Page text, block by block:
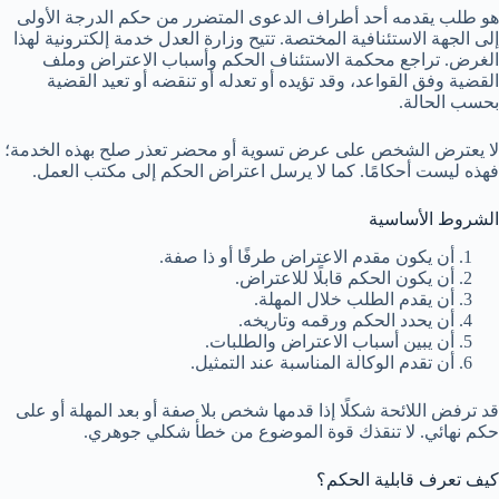
هو طلب يقدمه أحد أطراف الدعوى المتضرر من حكم الدرجة الأولى
إلى الجهة الاستئنافية المختصة. تتيح وزارة العدل خدمة إلكترونية لهذا
الغرض. تراجع محكمة الاستئناف الحكم وأسباب الاعتراض وملف
القضية وفق القواعد، وقد تؤيده أو تعدله أو تنقضه أو تعيد القضية
بحسب الحالة.
لا يعترض الشخص على عرض تسوية أو محضر تعذر صلح بهذه الخدمة؛
فهذه ليست أحكامًا. كما لا يرسل اعتراض الحكم إلى مكتب العمل.
الشروط الأساسية
أن يكون مقدم الاعتراض طرفًا أو ذا صفة.
أن يكون الحكم قابلًا للاعتراض.
أن يقدم الطلب خلال المهلة.
أن يحدد الحكم ورقمه وتاريخه.
أن يبين أسباب الاعتراض والطلبات.
أن تقدم الوكالة المناسبة عند التمثيل.
قد ترفض اللائحة شكلًا إذا قدمها شخص بلا صفة أو بعد المهلة أو على
حكم نهائي. لا تنقذك قوة الموضوع من خطأ شكلي جوهري.
كيف تعرف قابلية الحكم؟